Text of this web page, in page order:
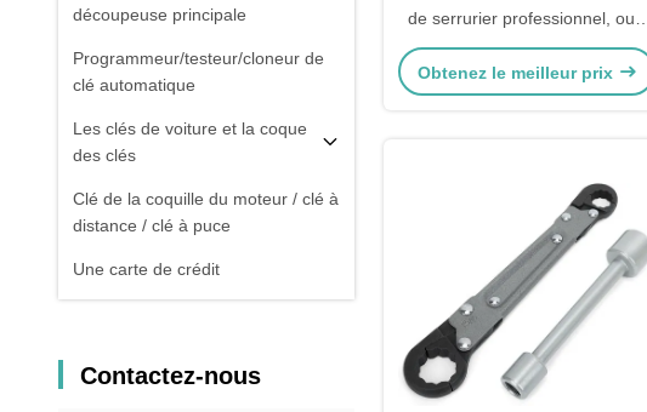
découpeuse principale
Programmeur/testeur/cloneur de
clé automatique
Les clés de voiture et la coque
des clés
Clé de la coquille du moteur / clé à
distance / clé à puce
Une carte de crédit
Contactez-nous
de serrurier professionnel, outil
de crochetage, extracteur de
noyau, outils de crochetage
Obtenez le meilleur prix